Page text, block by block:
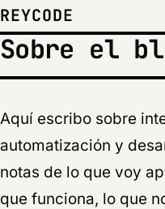
REYCODE
Sobre el
Aquí escribo sobre
automatización y
notas de lo que voy
que funciona, lo que